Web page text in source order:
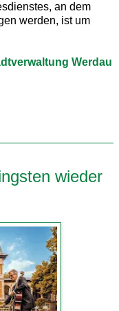
an dem
werden, ist um
Werdau
wieder